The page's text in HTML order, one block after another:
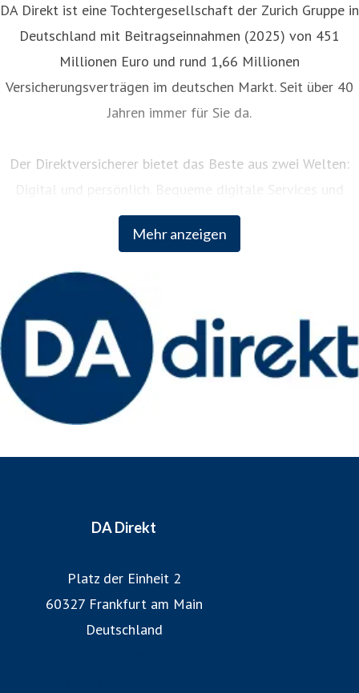
Mehr anzeigen
DA Direkt ist eine Tochtergesellschaft der Zurich Gruppe in
Deutschland mit Beitragseinnahmen (2025) von 451
Millionen Euro und rund 1,66 Millionen
Versicherungsverträgen im deutschen Markt. Seit über 40
Jahren immer für Sie da.
Der Direktversicherer bietet das Beste aus zwei Welten:
Digital und persönlich. Bequeme digitale Services und
persönliche Unterstützung rund um die Uhr. Als Teil der
weltweit erfolgreichen Zurich Insurance Group kombiniert
Vordenken der internationalen Unternehmensgruppe.
Weitere Informationen: www.da-direkt.de
DA Direkt
Platz der Einheit 2
60327 Frankfurt am Main
Deutschland